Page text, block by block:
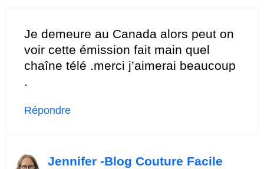
Je demeure au Canada alors peut on
voir cette émission fait main quel
chaîne télé .merci j’aimerai beaucoup
.
Répondre
Jennifer -Blog Couture Facile